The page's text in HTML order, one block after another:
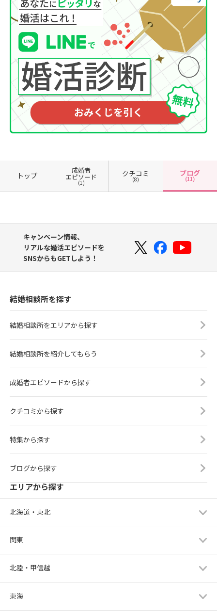
トップ
成婚者
エピソード
(1)
クチコミ
(8)
ブログ
(11)
キャンペーン情報、
リアルな婚活エピソードを
SNSからもGETしよう！
結婚相談所を探す
結婚相談所をエリアから探す
結婚相談所を紹介してもらう
成婚者エピソードから探す
クチコミから探す
特集から探す
ブログから探す
エリアから探す
北海道・東北
関東
北陸・甲信越
東海